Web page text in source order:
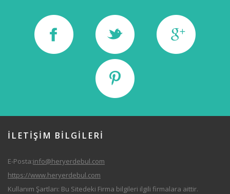
İLETİŞİM BİLGILERİ
E-Posta:info@heryerdebul.com
https://www.heryerdebul.com
Kullanım Şartları: Bu Sitedeki Firma bilgileri ilgili firmalara aittir.